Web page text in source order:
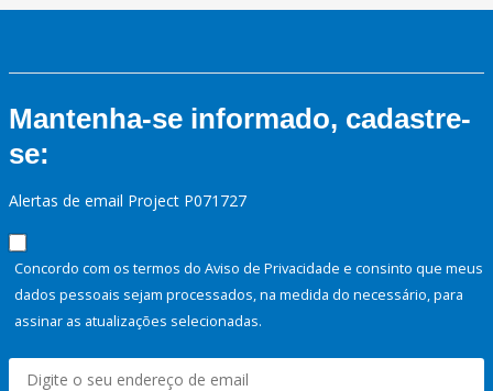
Mantenha-se informado, cadastre-
se:
Alertas de email Project P071727
Concordo com os termos do Aviso de Privacidade e consinto que meus
dados pessoais sejam processados, na medida do necessário, para
assinar as atualizações selecionadas.